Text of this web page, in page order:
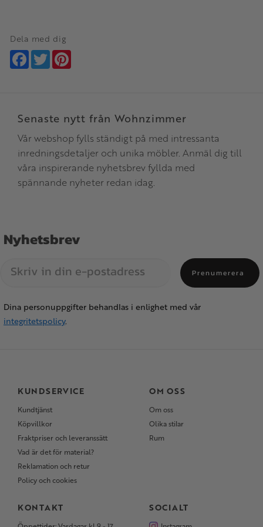
Dela med dig
Facebook
Twitter
Senaste nytt från Wohnzimmer
Vår webshop fylls ständigt på med intressanta
inredningsdetaljer och unika möbler. Anmäl dig till
våra inspirerande nyhetsbrev fyllda med
spännande nyheter redan idag.
Nyhetsbrev
Prenumerera
Dina personuppgifter behandlas i enlighet med vår
integritetspolicy.
KUNDSERVICE
Kundtjänst
Köpvillkor
Fraktpriser och leveranssätt
Vad är det för material?
Reklamation och retur
Policy och cookies
OM OSS
Om oss
Olika stilar
Rum
KONTAKT SOCIALT